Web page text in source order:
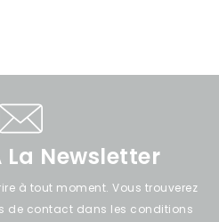
La Newsletter
à tout moment. Vous trouverez
de contact dans les conditions